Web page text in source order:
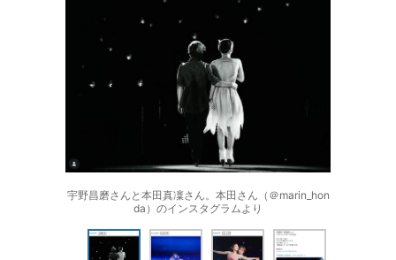
宇野昌磨さんと本田真凜さん。本田さん（＠marin_hon
da）のインスタグラムより